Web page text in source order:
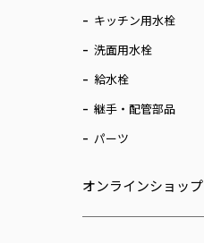
キッチン用水栓
洗面用水栓
給水栓
継手・配管部品
パーツ
オンラインショップ